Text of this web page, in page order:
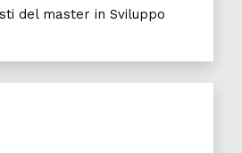
del master in Sviluppo